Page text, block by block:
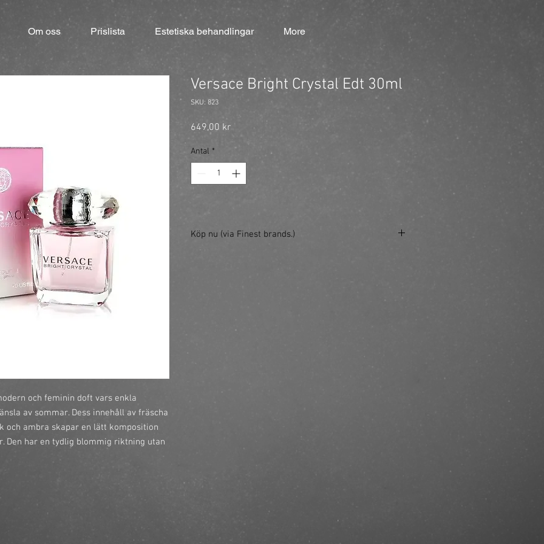
Om oss Prislista Estetiska behandlingar More
och feminin doft vars enkla
av sommar. Dess innehåll av fräscha
och ambra skapar en lätt komposition
Den har en tydlig blommig riktning utan
Versace Bright Crystal Edt 30ml
SKU: 823
649,00 krPris
Antal *
Köp nu (via Finest brands.)